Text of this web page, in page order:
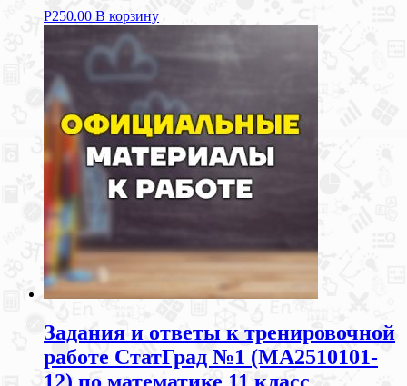
Р250.00 В корзину
Задания и ответы к тренировочной
работе СтатГрад №1 (МА2510101-